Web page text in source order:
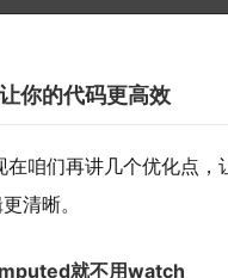
你的代码更高效
在咱们再讲几个优化点
清晰。
就不用watch